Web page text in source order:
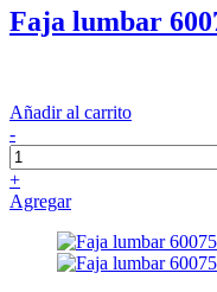
Faja lumbar
Añadir al carrito
-
+
Agregar